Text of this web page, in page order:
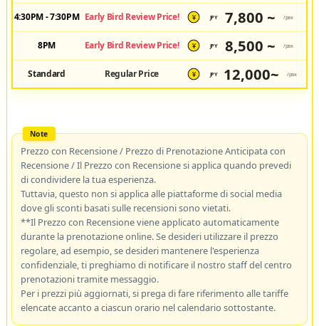
4:30PM - 7:30PM Early Bird Review Price! ¥ JPY 7,800 ~ /pax
8PM Early Bird Review Price! ¥ JPY 8,500 ~ /pax
Standard Regular Price ¥ JPY 12,000~ /pax
Prezzo con Recensione / Prezzo di Prenotazione Anticipata con
Recensione / Il Prezzo con Recensione si applica quando prevedi
di condividere la tua esperienza.
Tuttavia, questo non si applica alle piattaforme di social media
dove gli sconti basati sulle recensioni sono vietati.
**Il Prezzo con Recensione viene applicato automaticamente
durante la prenotazione online. Se desideri utilizzare il prezzo
regolare, ad esempio, se desideri mantenere l'esperienza
confidenziale, ti preghiamo di notificare il nostro staff del centro
prenotazioni tramite messaggio.
Per i prezzi più aggiornati, si prega di fare riferimento alle tariffe
elencate accanto a ciascun orario nel calendario sottostante.